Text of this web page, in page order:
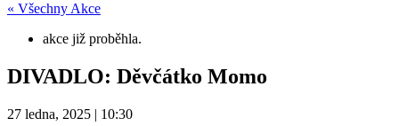
« Všechny Akce
akce již proběhla.
DIVADLO: Děvčátko Momo
27 ledna, 2025 | 10:30